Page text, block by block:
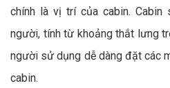
chính là vị trí của cabin.
người, tính từ khoảng thắt lưng
người sử dụng dễ dàng đặt các
cabin.